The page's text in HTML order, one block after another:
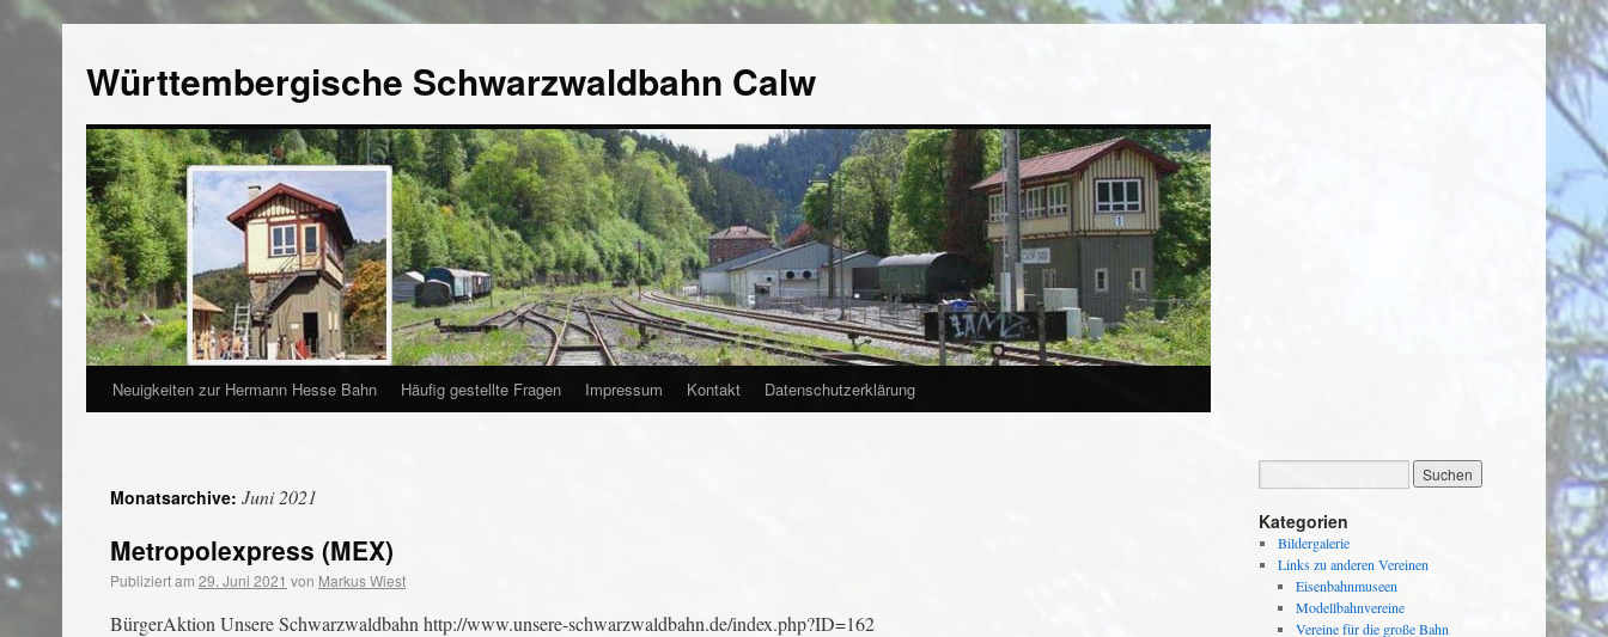
Württembergische Schwarzwaldbahn Calw
Neuigkeiten zur Hermann Hesse Bahn Häufig gestellte Fragen Impressum Kontakt Datenschutzerklärung
Monatsarchive: Juni 2021
Metropolexpress (MEX)
Publiziert am 29. Juni 2021 von Markus Wiest
BürgerAktion Unsere Schwarzwaldbahn http://www.unsere-schwarzwaldbahn.de/index.php?ID=162
Kategorien
Bildergalerie
Links zu anderen Vereinen
Eisenbahnmuseen
Modellbahnvereine
Vereine für die große Bahn